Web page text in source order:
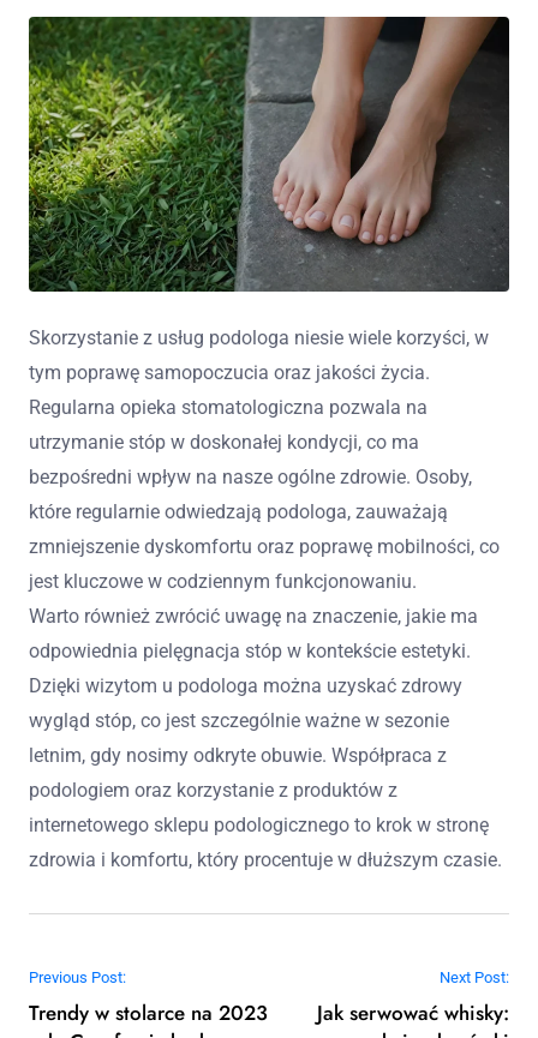
Skorzystanie z usług podologa niesie wiele korzyści, w
tym poprawę samopoczucia oraz jakości życia.
Regularna opieka stomatologiczna pozwala na
utrzymanie stóp w doskonałej kondycji, co ma
bezpośredni wpływ na nasze ogólne zdrowie. Osoby,
które regularnie odwiedzają podologa, zauważają
zmniejszenie dyskomfortu oraz poprawę mobilności, co
jest kluczowe w codziennym funkcjonowaniu.
Warto również zwrócić uwagę na znaczenie, jakie ma
odpowiednia pielęgnacja stóp w kontekście estetyki.
Dzięki wizytom u podologa można uzyskać zdrowy
wygląd stóp, co jest szczególnie ważne w sezonie
letnim, gdy nosimy odkryte obuwie. Współpraca z
podologiem oraz korzystanie z produktów z
internetowego sklepu podologicznego to krok w stronę
zdrowia i komfortu, który procentuje w dłuższym czasie.
Nawigacja wpisu
Previous Post:
Trendy w stolarce na 2023
Next Post:
Jak serwować whisky: